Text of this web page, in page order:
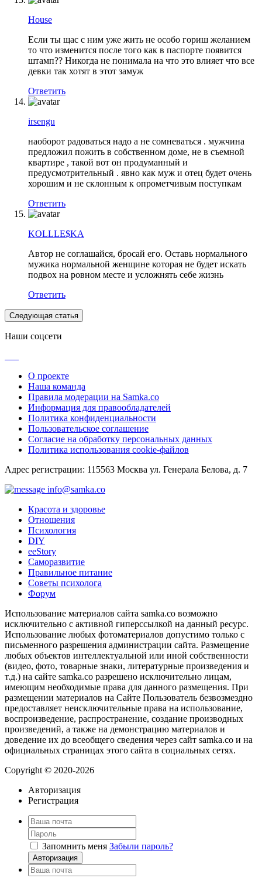
House
Если ты щас с ним уже жить не особо гориш желанием
то что изменится после того как в паспорте появится
штамп?? Никогда не понимала на что это влияет что все
девки так хотят в этот замуж
Ответить
irsengu
наоборот радоваться надо а не сомневаться . мужчина
предложил пожить в собственном доме, не в съемной
квартире , такой вот он продуманный и
предусмотрительный . явно как муж и отец будет очень
хорошим и не склонным к опрометчивым поступкам
Ответить
KOLLLE$KA
Автор не соглашайся, бросай его. Оставь нормального
мужика нормальной женщине которая не будет искать
подвох на ровном месте и усложнять себе жизнь
Ответить
Следующая статья
Наши соцсети
О проекте
Наша команда
Правила модерации на Samka.co
Информация для правообладателей
Политика конфиденциальности
Пользовательское соглашение
Согласие на обработку персональных данных
Политика использования cookie-файлов
Адрес регистрации: 115563 Москва ул. Генерала Белова, д. 7
info@samka.co
Красота и здоровье
Отношения
Психология
DIY
ееStory
Саморазвитие
Правильное питание
Советы психолога
Форум
Использование материалов сайта samka.co возможно
исключительно с активной гиперссылкой на данный ресурс.
Использование любых фотоматериалов допустимо только с
письменного разрешения администрации сайта. Размещение
любых объектов интеллектуальной или иной собственности
(видео, фото, товарные знаки, литературные произведения и
т.д.) на сайте samka.co разрешено исключительно лицам,
имеющим необходимые права для данного размещения. При
размещении материалов на Сайте Пользователь безвозмездно
предоставляет неисключительные права на использование,
воспроизведение, распространение, создание производных
произведений, а также на демонстрацию материалов и
доведение их до всеобщего сведения через сайт samka.co и на
официальных страницах этого сайта в социальных сетях.
Copyright © 2020-2026
Авторизация
Регистрация
Запомнить меня Забыли пароль?
Авторизация